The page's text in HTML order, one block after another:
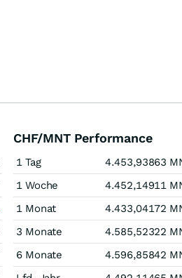
CHF/MNT Performance
1 Tag 4.453,93863
1 Woche
4.452,14911
1 Monat
4.433,04172
3 Monate
4.585,52322
6 Monate
4.596,85842